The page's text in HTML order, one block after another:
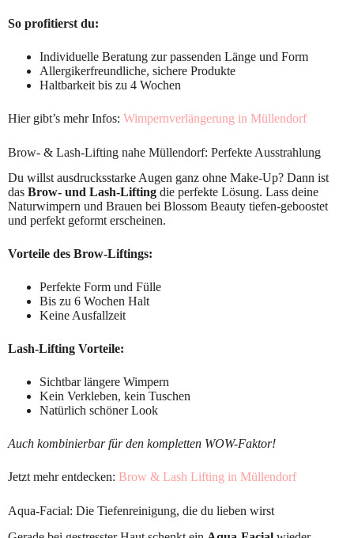
So profitierst du:
Individuelle Beratung zur passenden Länge und Form
Allergikerfreundliche, sichere Produkte
Haltbarkeit bis zu 4 Wochen
Hier gibt’s mehr Infos: Wimpernverlängerung in Müllendorf
Brow- & Lash-Lifting nahe Müllendorf: Perfekte Ausstrahlung
Du willst ausdrucksstarke Augen ganz ohne Make-Up? Dann ist
das Brow- und Lash-Lifting die perfekte Lösung. Lass deine
Naturwimpern und Brauen bei Blossom Beauty tiefen-geboostet
und perfekt geformt erscheinen.
Vorteile des Brow-Liftings:
Perfekte Form und Fülle
Bis zu 6 Wochen Halt
Keine Ausfallzeit
Lash-Lifting Vorteile:
Sichtbar längere Wimpern
Kein Verkleben, kein Tuschen
Natürlich schöner Look
Auch kombinierbar für den kompletten WOW-Faktor!
Jetzt mehr entdecken: Brow & Lash Lifting in Müllendorf
Aqua-Facial: Die Tiefenreinigung, die du lieben wirst